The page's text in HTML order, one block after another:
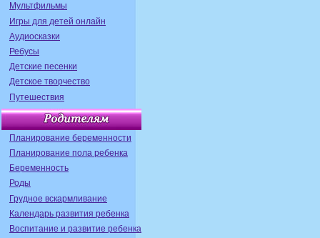
Мультфильмы
Игры для детей онлайн
Аудиосказки
Ребусы
Детские песенки
Детское творчество
Путешествия
Планирование беременности
Планирование пола ребенка
Беременность
Роды
Грудное вскармливание
Календарь развития ребенка
Воспитание и развитие ребенка